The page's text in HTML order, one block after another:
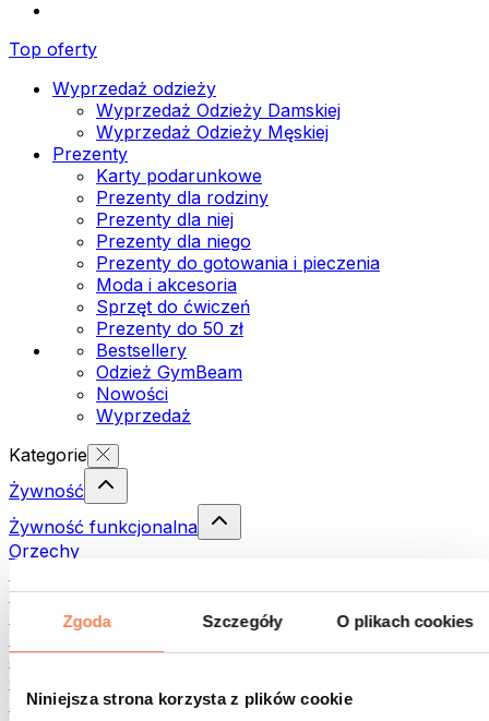
Zgoda Szczegóły O plikach cookies
Niniejsza strona korzysta z plików cookie
Top oferty
Wyprzedaż odzieży
Wyprzedaż Odzieży Damskiej
Wyprzedaż Odzieży Męskiej
Prezenty
Karty podarunkowe
Prezenty dla rodziny
Prezenty dla niej
Prezenty dla niego
Prezenty do gotowania i pieczenia
Moda i akcesoria
Sprzęt do ćwiczeń
Prezenty do 50 zł
Bestsellery
Odzież GymBeam
Nowości
Wyprzedaż
Kategorie
Żywność
Żywność funkcjonalna
Orzechy
Pasty i kremy do smarowania
Jajka
Chleb i pieczywo
Mięso